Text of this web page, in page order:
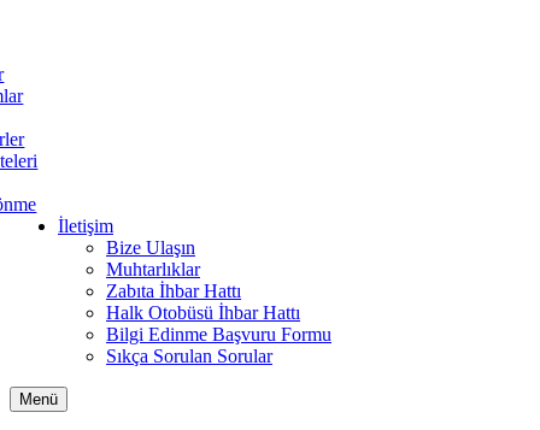
İletişim
Bize Ulaşın
Muhtarlıklar
Zabıta İhbar Hattı
Halk Otobüsü İhbar Hattı
Bilgi Edinme Başvuru Formu
Sıkça Sorulan Sorular
Menü